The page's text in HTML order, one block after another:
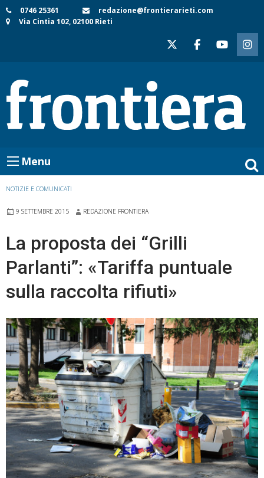
Skip
to
0746 25361
redazione@frontierarieti.com
Via Cintia 102, 02100 Rieti
Menu
NOTIZIE E COMUNICATI
9 SETTEMBRE 2015 REDAZIONE FRONTIERA
La proposta dei “Grilli
Parlanti”: «Tariffa puntuale
sulla raccolta rifiuti»